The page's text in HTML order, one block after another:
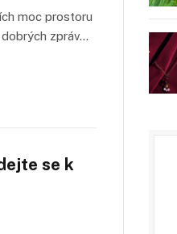
moc prostoru
zpráv…
se k